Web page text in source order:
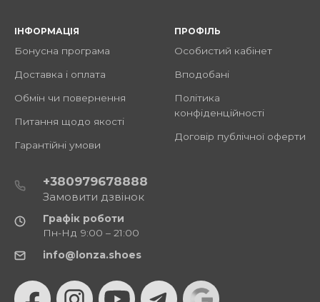
ІНФОРМАЦІЯ
Бонусна програма
Доставка і оплата
Обмін чи повернення
Питання щодо якості
Гарантійні умови
ПРОФІЛЬ
Особистий кабінет
Вподобані
Політика
конфіденційності
Договір публічної оферти
+380979678888
Замовити дзвінок
Графік роботи
Пн-Нд 9:00 – 21:00
info@lonza.shoes